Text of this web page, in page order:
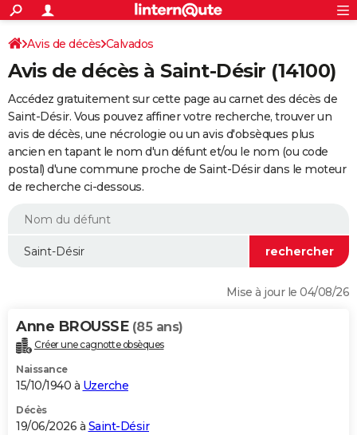
ACTUALITÉS
Politique
Société
Faits Divers
Education
Monde
Villes
+
SPORT
Coupe du monde 2026
Football
Tennis
Cyclisme
Rugby
Forum
Programme TV
TNT
Streaming
Cinéma
Sorties cinéma
Musique
+
FINANCE
Retraite
Impôts
Epargne
Immobilier
Risques naturels par ville
Banque
Assurance
Crédit
AUTO
Essais
Réserver un essai
Citadines
Berlines
SUV
Forum auto
+
HIGH-TECH
BRICOLAGE
WEEK-END
Alimentation
Guide de la santé
Maladies
Médicaments
Sommeil
VOYAGE
Destinations
City break
Voyage nature
Voyage de noces
Forum
Climat
+PHOTO
GUIDES D'ACHAT
Avis de décès Calvados
Avis de décès à Saint-Désir (14100)
Accédez gratuitement sur cette page au carnet des décès de
Saint-Désir. Vous pouvez affiner votre recherche, trouver un
avis de décès, une nécrologie ou un avis d'obsèques plus
ancien en tapant le nom d'un défunt et/ou le nom (ou code
postal) d'une commune proche de Saint-Désir dans le moteur
de recherche ci-dessous.
Mise à jour le 04/08/26
Anne BROUSSE (85 ans)
Créer une cagnotte obsèques
Naissance
15/10/1940 à Uzerche
Décès
19/06/2026 à Saint-Désir